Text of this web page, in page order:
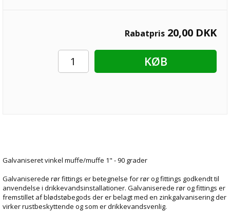
Rabatpris 20,00 DKK
KØB
Galvaniseret vinkel muffe/muffe 1" - 90 grader
Galvaniserede rør fittings er betegnelse for rør og fittings godkendt til
anvendelse i drikkevandsinstallationer. Galvaniserede rør og fittings er
fremstillet af blødstøbegods der er belagt med en zinkgalvanisering der
virker rustbeskyttende og som er drikkevandsvenlig.